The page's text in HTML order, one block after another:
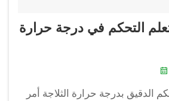
تعلم التحكم في درجة حرارة
الدقيق بدرجة حرارة الثلاجة أمر